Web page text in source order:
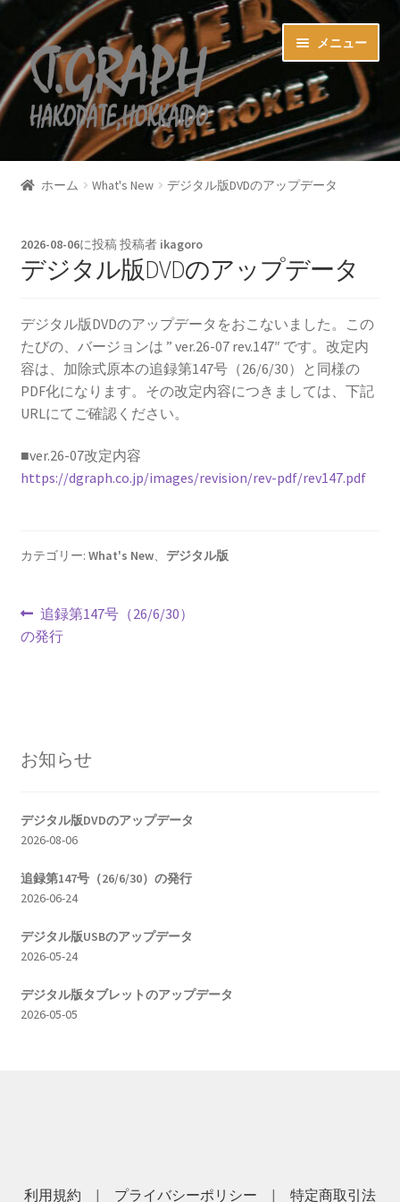
ビ
ゲ
シ
ン
へ
プ
ン
テ
ツ
ス
キ
メニュー
ホーム
お買い物カゴ
お問い合わせ
ホーム What's New デジタル版DVDのアップデータ
2026-08-06に投稿投稿者 ikagoro
デジタル版DVDのアップデータ
デジタル版DVDのアップデータをおこないました。この
たびの、バージョンは ” ver.26-07 rev.147″ です。改定内
容は、加除式原本の追録第147号（26/6/30）と同様の
PDF化になります。その改定内容につきましては、下記
URLにてご確認ください。
■ver.26-07改定内容
https://dgraph.co.jp/images/revision/rev-pdf/rev147.pdf
カテゴリー: What's New、 デジタル版
投
稿
ゲ
シ
ョ
ン
前
の
追録第147号（26/6/30）
の発行
お知らせ
デジタル版DVDのアップデータ
2026-08-06
追録第147号（26/6/30）の発行
2026-06-24
デジタル版USBのアップデータ
2026-05-24
デジタル版タブレットのアップデータ
2026-05-05
利用規約 | プライバシーポリシー | 特定商取引法